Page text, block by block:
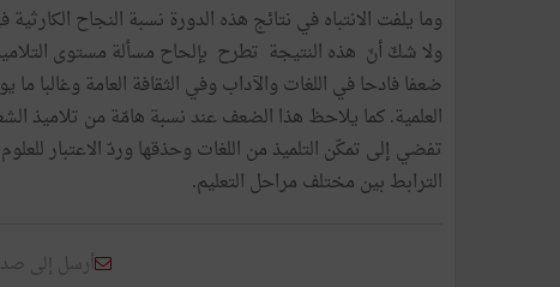
وما يلفت الانتباه في نتائج هذه الدورة نسبة النجاح
ولا شكّ أنّ هذه النتيجة تطرح بإلحاح مسألة مستوى
ضعفا فادحا في اللغات والآداب وفي الثقافة العامة وغالبا
العلمية. كما يلاحظ هذا الضعف عند نسبة هامّة من تلاميذ
تفضي إلى تمكّن التلميذ من اللغات وحذقها وردّ الاعتبار
الترابط بين مختلف مراحل التعليم.
أرسل إلى